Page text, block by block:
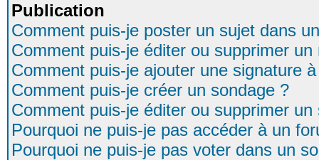
Publication
Comment puis-je poster un sujet dans
Comment puis-je éditer ou supprimer un
Comment puis-je ajouter une signature
Comment puis-je créer un sondage ?
Comment puis-je éditer ou supprimer un
Pourquoi ne puis-je pas accéder à un
Pourquoi ne puis-je pas voter dans un